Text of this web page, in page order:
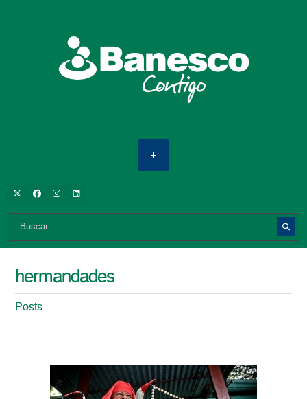
hermandades
Posts